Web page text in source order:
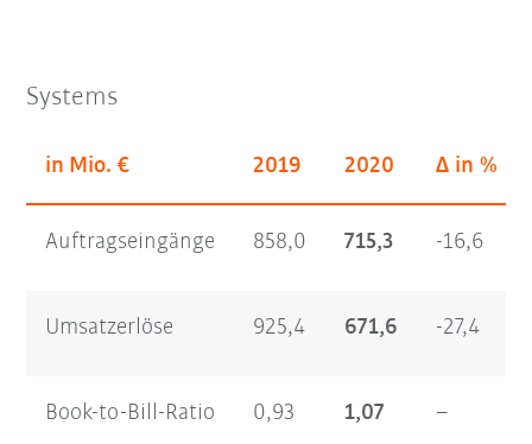
Systems
in Mio. € 2019 2020 Δ in %
Auftragseingänge 858,0 715,3 -16,6
Umsatzerlöse 925,4 671,6 -27,4
Book-to-Bill-Ratio 0,93 1,07 –